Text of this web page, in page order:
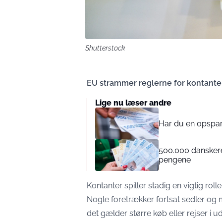
Shutterstock
EU strammer reglerne for
Lige nu læser andre
Har du en
500.000
pengene
Kontanter spiller stadig en vigtig
Nogle foretrækker fortsat sedler og
det gælder større køb eller rejser i